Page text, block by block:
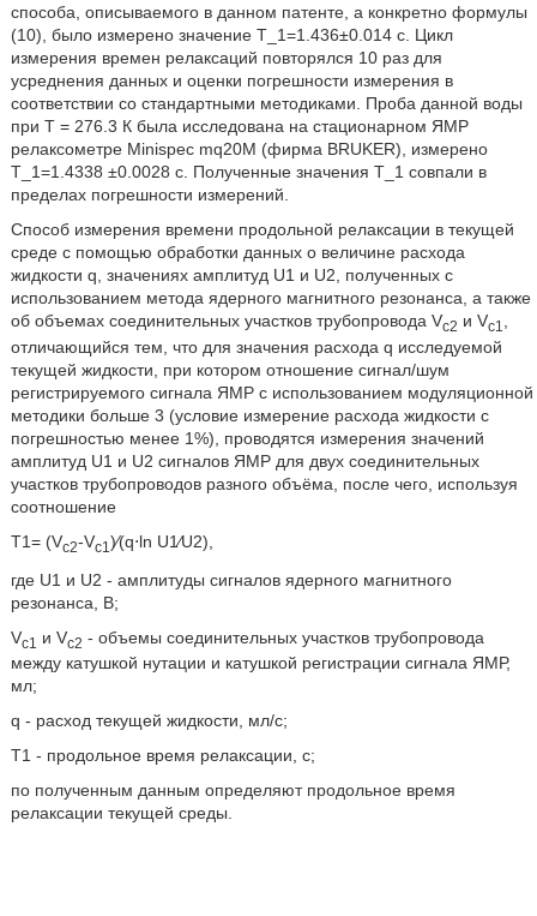
способа, описываемого в данном патенте, а конкретно формулы
(10), было измерено значение T_1=1.436±0.014 с. Цикл
измерения времен релаксаций повторялся 10 раз для
усреднения данных и оценки погрешности измерения в
соответствии со стандартными методиками. Проба данной воды
при Т = 276.3 К была исследована на стационарном ЯМР
релаксометре Minispec mq20М (фирма BRUKER), измерено
T_1=1.4338 ±0.0028 с. Полученные значения T_1 совпали в
пределах погрешности измерений.
Способ измерения времени продольной релаксации в текущей
среде с помощью обработки данных о величине расхода
жидкости q, значениях амплитуд U1 и U2, полученных с
использованием метода ядерного магнитного резонанса, а также
об объемах соединительных участков трубопровода Vc2 и Vc1
отличающийся тем, что для значения расхода q исследуемой
текущей жидкости, при котором отношение сигнал/шум
регистрируемого сигнала ЯМР с использованием модуляционной
методики больше 3 (условие измерение расхода жидкости с
погрешностью менее 1%), проводятся измерения значений
амплитуд U1 и U2 сигналов ЯМР для двух соединительных
участков трубопроводов разного объёма, после чего, используя
соотношение
T1= (Vc2-Vc1 )⁄(q⋅ln U1⁄U2),
где U1 и U2 - амплитуды сигналов ядерного магнитного
резонанса, В;
Vc1 и Vc2 - объемы соединительных участков трубопровода
между катушкой нутации и катушкой регистрации сигнала ЯМР,
мл;
q - расход текущей жидкости, мл/c;
T1 - продольное время релаксации, с;
по полученным данным определяют продольное время
релаксации текущей среды.